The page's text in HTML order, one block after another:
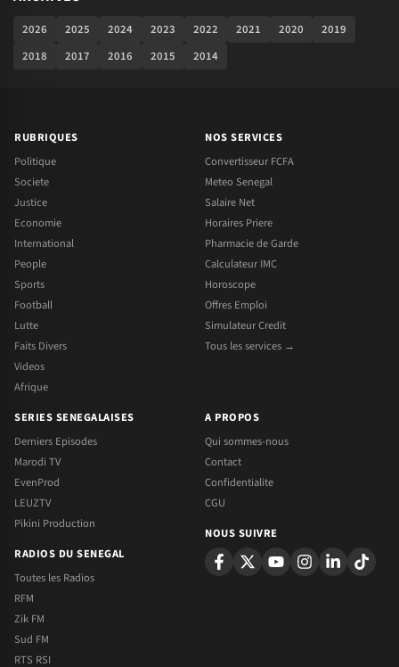
2026 2025 2024 2023 2022 2021 2020
2019
2018
2017 2016 2015 2014
RUBRIQUES
Politique
Societe
Justice
Economie
International
People
Sports
Football
Lutte
Faits Divers
Videos
Afrique
NOS SERVICES
Convertisseur FCFA
Meteo Senegal
Salaire Net
Horaires Priere
Pharmacie de Garde
Calculateur IMC
Horoscope
Offres Emploi
Simulateur Credit
Tous les services →
SERIES SENEGALAISES
Derniers Episodes
Marodi TV
EvenProd
LEUZTV
Pikini Production
RADIOS DU SENEGAL
Toutes les Radios
RFM
Zik FM
Sud FM
RTS RSI
A PROPOS
Qui sommes-nous
Contact
Confidentialite
CGU
NOUS SUIVRE